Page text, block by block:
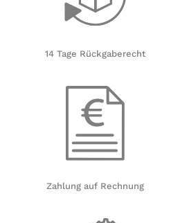
14 Tage Rückgaberecht
Zahlung auf Rechnung